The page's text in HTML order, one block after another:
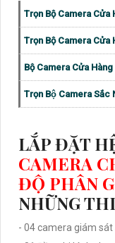
Trọn Bộ Camera Cửa
Trọn Bộ Camera Cửa
Bộ Camera Cửa
Trọn Bộ Camera Sắc
LẮP ĐẶT
CAMERA
ĐỘ PHÂN
NHỮNG
- 04 camera giám sát